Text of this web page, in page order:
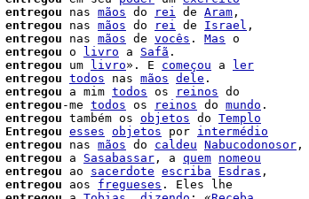
entregou nas mãos do rei de Aram ,
entregou nas mãos do rei de Israel ,
entregou nas mãos de vocês . Mas
entregou o livro a Safã .
entregou um livro». E começou a
ler
entregou todos nas mãos dele .
entregou a mim todos os reinos do
entregou -me todos os reinos do mundo .
entregou também os objetos do Templo
Entregou esses objetos por intermédio
entregou nas mãos do caldeu Nabucodonosor ,
entregou a Sasabassar , a quem nomeou
entregou ao sacerdote escriba Esdras
entregou aos fregueses . Eles lhe